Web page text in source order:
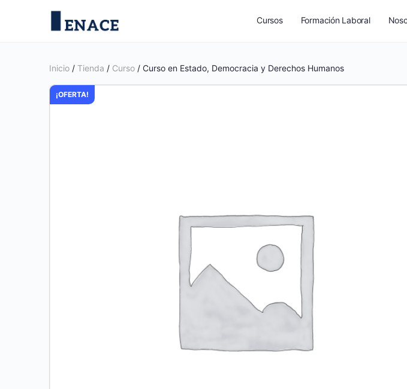
Cursos Formación Laboral
Inicio / Tienda / Curso / Curso en Estado, Democracia y Derechos Humanos
¡OFERTA!